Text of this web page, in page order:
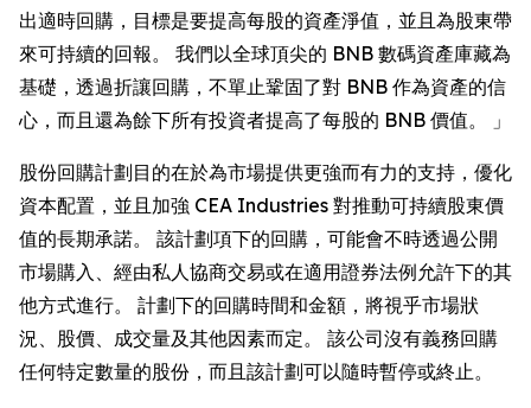
出適時回購，目標是要提高每股的資產淨值，並且為股東帶
來可持續的回報。 我們以全球頂尖的 BNB 數碼資產庫藏為
基礎，透過折讓回購，不單止鞏固了對 BNB 作為資產的信
心，而且還為餘下所有投資者提高了每股的 BNB 價值。 」
股份回購計劃目的在於為市場提供更強而有力的支持，優化
資本配置，並且加強 CEA Industries 對推動可持續股東價
值的長期承諾。 該計劃項下的回購，可能會不時透過公開
市場購入、經由私人協商交易或在適用證券法例允許下的其
他方式進行。 計劃下的回購時間和金額，將視乎市場狀
況、股價、成交量及其他因素而定。 該公司沒有義務回購
任何特定數量的股份，而且該計劃可以隨時暫停或終止。